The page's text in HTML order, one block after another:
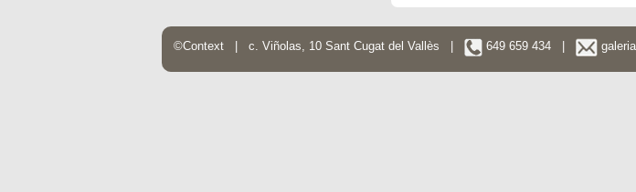
©Context | c. Viñolas, 10 Sant Cugat del Vallès | 649 659 434 |